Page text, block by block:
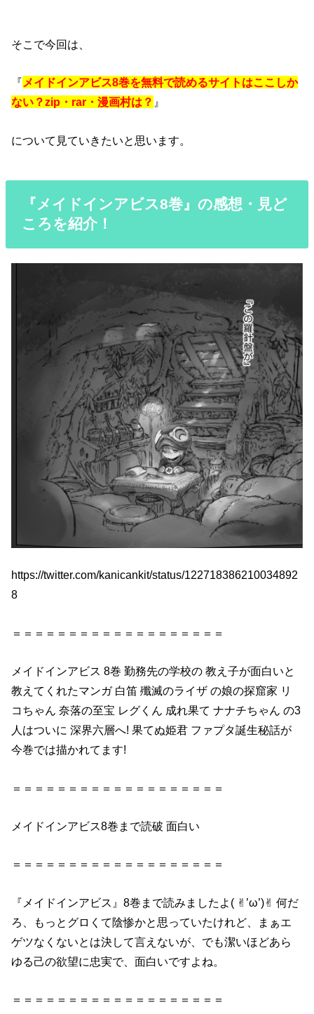
そこで今回は、
『 メイドインアビス8巻を無料で読めるサイトはここしか
ない？zip・rar・漫画村は？ 』
について見ていきたいと思います。
『メイドインアビス8巻』の感想・見ど
ころを紹介！
https://twitter.com/kanicankit/status/122718386210034892
8
＝＝＝＝＝＝＝＝＝＝＝＝＝＝＝＝＝＝＝
メイドインアビス 8巻 勤務先の学校の 教え子が面白いと
教えてくれたマンガ 白笛 殲滅のライザ の娘の探窟家 リ
コちゃん 奈落の至宝 レグくん 成れ果て ナナチちゃん の3
人はついに 深界六層へ! 果てぬ姫君 ファプタ誕生秘話が
今巻では描かれてます!
＝＝＝＝＝＝＝＝＝＝＝＝＝＝＝＝＝＝＝
メイドインアビス8巻 まで読破面白い
＝＝＝＝＝＝＝＝＝＝＝＝＝＝＝＝＝＝＝
『 メイドインアビス』8巻 まで読みましたよ( ✌︎’ω’)✌︎ 何だ
ろ、もっとグロくて陰惨かと思っていたけれど、まぁエ
ゲツなくないとは決して言えないが、でも潔いほどあら
ゆる己の欲望に忠実で、面白いですよね。
＝＝＝＝＝＝＝＝＝＝＝＝＝＝＝＝＝＝＝